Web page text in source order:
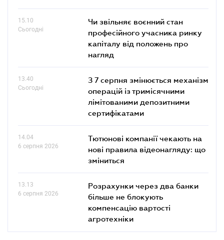
15.10
Сьогодні
Чи звільняє воєнний стан
професійного учасника ринку
капіталу від положень про
нагляд
13.40
Сьогодні
З 7 серпня змінюється механізм
операцій із тримісячними
лімітованими депозитними
сертифікатами
14.04
6 серпня 2026
Тютюнові компанії чекають на
нові правила відеонагляду: що
зміниться
13.13
6 серпня 2026
Розрахунки через два банки
більше не блокують
компенсацію вартості
агротехніки